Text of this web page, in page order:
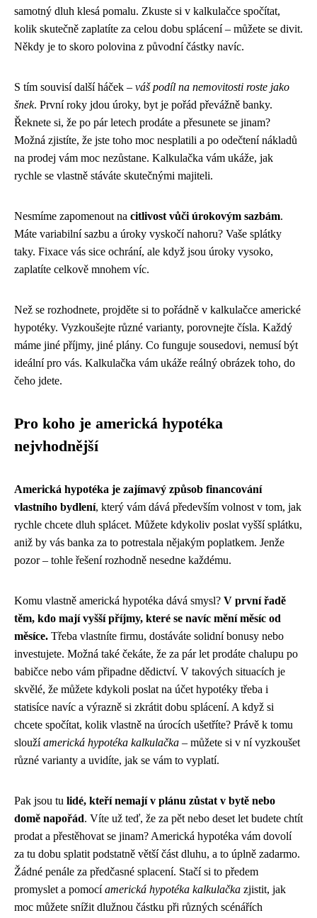
samotný dluh klesá pomalu. Zkuste si v kalkulačce spočítat,
kolik skutečně zaplatíte za celou dobu splácení – můžete se divit.
Někdy je to skoro polovina z původní částky navíc.
S tím souvisí další háček – váš podíl na nemovitosti roste jako
šnek. První roky jdou úroky, byt je pořád převážně banky.
Řeknete si, že po pár letech prodáte a přesunete se jinam?
Možná zjistíte, že jste toho moc nesplatili a po odečtení nákladů
na prodej vám moc nezůstane. Kalkulačka vám ukáže, jak
rychle se vlastně stáváte skutečnými majiteli.
Nesmíme zapomenout na citlivost vůči úrokovým sazbám.
Máte variabilní sazbu a úroky vyskočí nahoru? Vaše splátky
taky. Fixace vás sice ochrání, ale když jsou úroky vysoko,
zaplatíte celkově mnohem víc.
Než se rozhodnete, projděte si to pořádně v kalkulačce americké
hypotéky. Vyzkoušejte různé varianty, porovnejte čísla. Každý
máme jiné příjmy, jiné plány. Co funguje sousedovi, nemusí být
ideální pro vás. Kalkulačka vám ukáže reálný obrázek toho, do
čeho jdete.
Pro koho je americká hypotéka
nejvhodnější
Americká hypotéka je zajímavý způsob financování
vlastního bydlení, který vám dává především volnost v tom, jak
rychle chcete dluh splácet. Můžete kdykoliv poslat vyšší splátku,
aniž by vás banka za to potrestala nějakým poplatkem. Jenže
pozor – tohle řešení rozhodně nesedne každému.
Komu vlastně americká hypotéka dává smysl? V první řadě
těm, kdo mají vyšší příjmy, které se navíc mění měsíc od
měsíce. Třeba vlastníte firmu, dostáváte solidní bonusy nebo
investujete. Možná také čekáte, že za pár let prodáte chalupu po
babičce nebo vám připadne dědictví. V takových situacích je
skvělé, že můžete kdykoli poslat na účet hypotéky třeba i
statisíce navíc a výrazně si zkrátit dobu splácení. A když si
chcete spočítat, kolik vlastně na úrocích ušetříte? Právě k tomu
sloužíamerická hypotéka kalkulačka – můžete si v ní vyzkoušet
různé varianty a uvidíte, jak se vám to vyplatí.
Pak jsou tu lidé, kteří nemají v plánu zůstat v bytě nebo
domě napořád. Víte už teď, že za pět nebo deset let budete chtít
prodat a přestěhovat se jinam? Americká hypotéka vám dovolí
za tu dobu splatit podstatně větší část dluhu, a to úplně zadarmo.
Žádné penále za předčasné splacení. Stačí si to předem
promyslet a pomocíamerická hypotéka kalkulačka zjistit, jak
moc můžete snížit dlužnou částku při různých scénářích